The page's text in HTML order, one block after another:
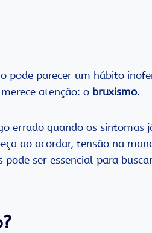
pode parecer um hábito
atenção: o bruxismo.
errado quando os
ao acordar, tensão na
pode ser essencial para